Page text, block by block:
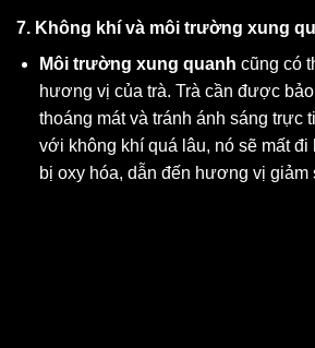
7. Không khí và môi trường xung
Môi trường xung quanh cũng có
hương vị của trà. Trà cần được
thoáng mát và tránh ánh sáng trực
với không khí quá lâu, nó sẽ mất
bị oxy hóa, dẫn đến hương vị giảm